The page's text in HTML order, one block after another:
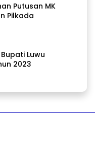
Putusan MK
Pilkada
Bupati Luwu
2023